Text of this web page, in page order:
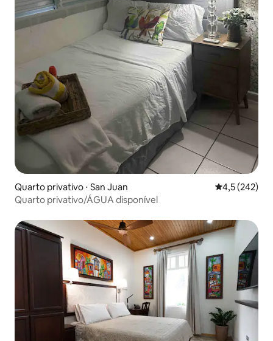
Quarto privativo ⋅ San Juan 4,5 de uma
4,5 (242)
Quarto privativo/ÁGUA disponível